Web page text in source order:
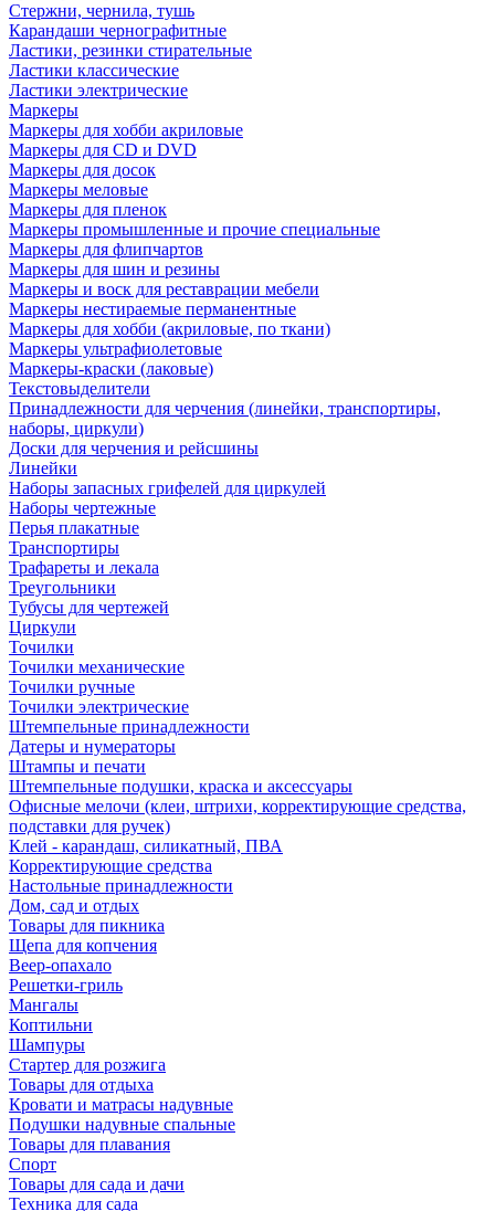
Стержни, чернила, тушь
Карандаши чернографитные
Ластики, резинки стирательные
Ластики классические
Ластики электрические
Маркеры
Маркеры для хобби акриловые
Маркеры для CD и DVD
Маркеры для досок
Маркеры меловые
Маркеры для пленок
Маркеры промышленные и прочие специальные
Маркеры для флипчартов
Маркеры для шин и резины
Маркеры и воск для реставрации мебели
Маркеры нестираемые перманентные
Маркеры для хобби (акриловые, по ткани)
Маркеры ультрафиолетовые
Маркеры-краски (лаковые)
Текстовыделители
Принадлежности для черчения (линейки, транспортиры,
наборы, циркули)
Доски для черчения и рейсшины
Линейки
Наборы запасных грифелей для циркулей
Наборы чертежные
Перья плакатные
Транспортиры
Трафареты и лекала
Треугольники
Тубусы для чертежей
Циркули
Точилки
Точилки механические
Точилки ручные
Точилки электрические
Штемпельные принадлежности
Датеры и нумераторы
Штампы и печати
Штемпельные подушки, краска и аксессуары
Офисные мелочи (клеи, штрихи, корректирующие средства,
подставки для ручек)
Клей - карандаш, силикатный, ПВА
Корректирующие средства
Настольные принадлежности
Дом, сад и отдых
Товары для пикника
Щепа для копчения
Веер-опахало
Решетки-гриль
Мангалы
Коптильни
Шампуры
Стартер для розжига
Товары для отдыха
Кровати и матрасы надувные
Подушки надувные спальные
Товары для плавания
Спорт
Товары для сада и дачи
Техника для сада